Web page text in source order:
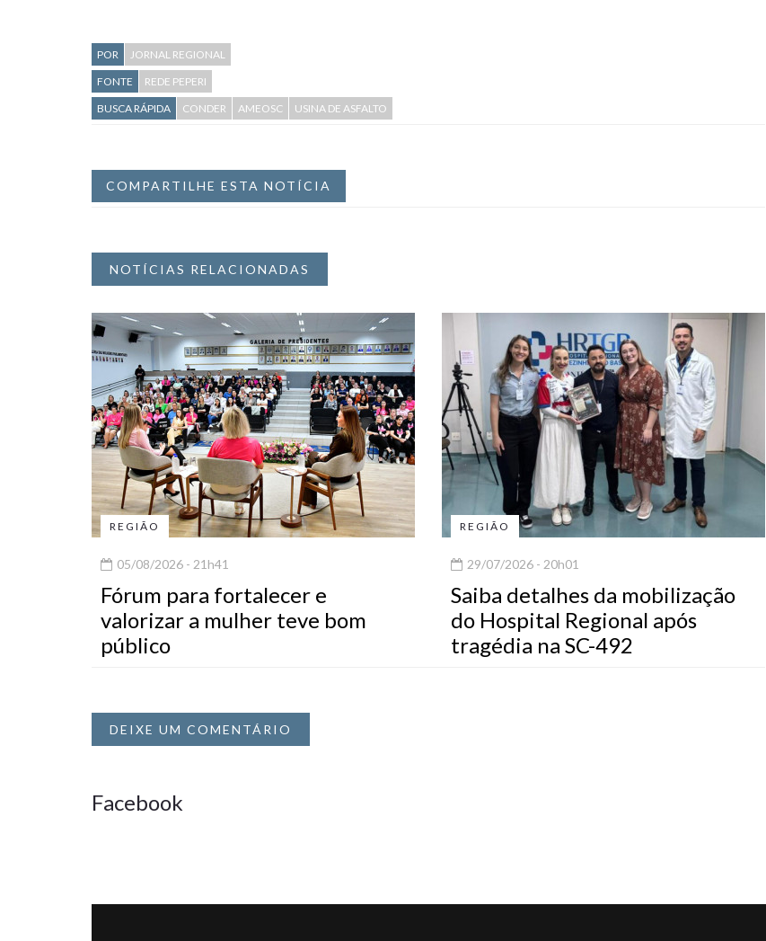
POR
JORNAL REGIONAL
FONTE
REDE PEPERI
BUSCA RÁPIDA
CONDER AMEOSC USINA DE ASFALTO
COMPARTILHE ESTA NOTÍCIA
NOTÍCIAS RELACIONADAS
REGIÃO
05/08/2026 - 21h41
Fórum para fortalecer e
valorizar a mulher teve bom
público
REGIÃO
29/07/2026 - 20h01
Saiba detalhes da mobilização
do Hospital Regional após
tragédia na SC-492
DEIXE UM COMENTÁRIO
Facebook